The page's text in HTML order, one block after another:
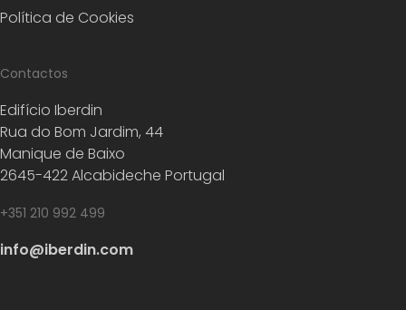
Política de Cookies
Contactos
Edifício Iberdin
Rua do Bom Jardim, 44
Manique de Baixo
2645-422 Alcabideche Portugal
+351 210 992 499
info@iberdin.com